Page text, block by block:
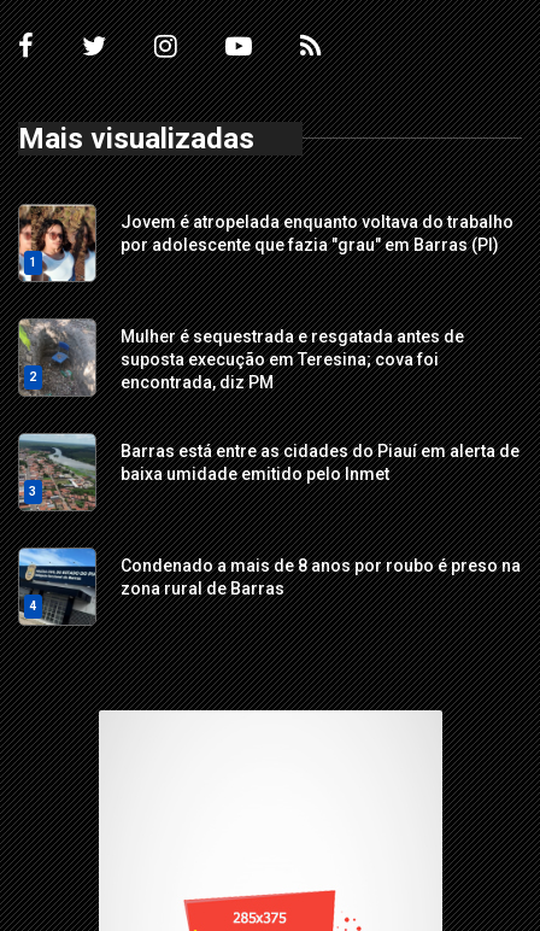
Mais visualizadas
1
Jovem é atropelada enquanto voltava do trabalho
por adolescente que fazia "grau" em Barras (PI)
2
Mulher é sequestrada e resgatada antes de
suposta execução em Teresina; cova foi
encontrada, diz PM
3
Barras está entre as cidades do Piauí em alerta de
baixa umidade emitido pelo Inmet
4
Condenado a mais de 8 anos por roubo é preso na
zona rural de Barras